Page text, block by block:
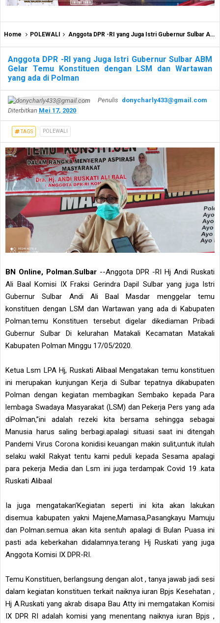
Home POLEWALI Anggota DPR -RI yang Juga Istri Gubernur Sulbar ABM Gelar Temu Konstituen dengan LSM dan Wartawan yang ada di Polman
Anggota DPR -RI yang Juga Istri Gubernur Sulbar ABM
Gelar Temu Konstituen dengan LSM dan Wartawan
yang ada di Polman
Penulis donycharly433@gmail.com
Diterbitkan Mei 17, 2020
TAGS POLEWALI
BN Online, Polman.Sulbar --Anggota DPR -RI Hj Andi Ruskati
Ali Baal Komisi IX Fraksi Gerindra Dapil Sulbar yang juga Istri
Gubernur Sulbar Andi Ali Baal Masdar menggelar temu
konstituen dengan LSM dan Wartawan yang ada di Kabupaten
Polman.temu Konstituen tersebut digelar dikediaman Pribadi
Gubernur Sulbar Di kelurahan Matakali Kecamatan Matakali
Kabupaten Polman Minggu 17/05/2020.
Ketua Lsm LPA Hj, Ruskati Alibaal Mengatakan temu konstituen
ini merupakan kunjungan Kerja di Sulbar tepatnya dikabupaten
Polman dengan kegiatan membagikan Sembako kepada Para
lembaga Swadaya Masyarakat (LSM) dan Pekerja Pers yang ada
diPolman,”ini adalah rezeki kita bersama sehingga sebagai
Manusia harus saling berbagi.apalagi situasi saat ini ditengah
Pandemi Virus Corona konidisi keuangan makin sulit,untuk itulah
selaku wakil Rakyat tentu kami peduli kepada Sesama apalagi
para pekerja Media dan Lsm ini juga terdampak Covid 19 .kata
Ruskati Alibaal
Ia juga mengatakan’Kegiatan seperti ini kita akan lakukan
disemua kabupaten yakni Majene,Mamasa,Pasangkayu Mamuju
dan Polman.semua akan kita sentuh apalagi di Bulan Puasa ini
pasti ada keberkahan didalamnya.terang Hj Ruskati yang juga
Anggota Komisi IX DPR-RI.
Temu Konstituen, berlangsung dengan alot , tanya jawab jadi sesi
dalam kegiatan konstituen terkait naiknya iuran Bpjs Kesehatan ,
Hj A.Ruskati yang akrab disapa Bau Atty ini memgatakan Komisi
IX DPR RI adalah komisi yang menentang naiknya iuran Bpjs ,